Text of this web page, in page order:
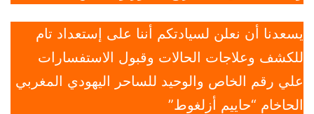
يسعدنا أن نعلن لسيادتكم أننا على إستعداد تام
للكشف وعلاجات الحالات وقبول الاستفسارات
علي رقم الخاص والوحيد للساحر اليهودي المغربي
الحاخام “حاييم أزلغوط”